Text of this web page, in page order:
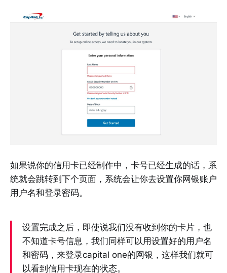
如果说你的信用卡已经制作中，卡号已经生成的话，系
统就会跳转到下个页面，系统会让你去设置你网银账户
用户名和登录密码。
设置完成之后，即使说我们没有收到你的卡片，也
不知道卡号信息，我们同样可以用设置好的用户名
和密码，来登录capital one的网银，这样我们就可
以看到信用卡现在的状态。